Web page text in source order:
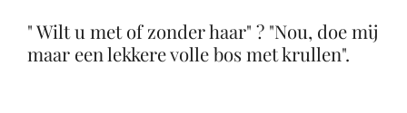
" Wilt u met of zonder haar" ? "Nou, doe mij
maar een lekkere volle bos met krullen".